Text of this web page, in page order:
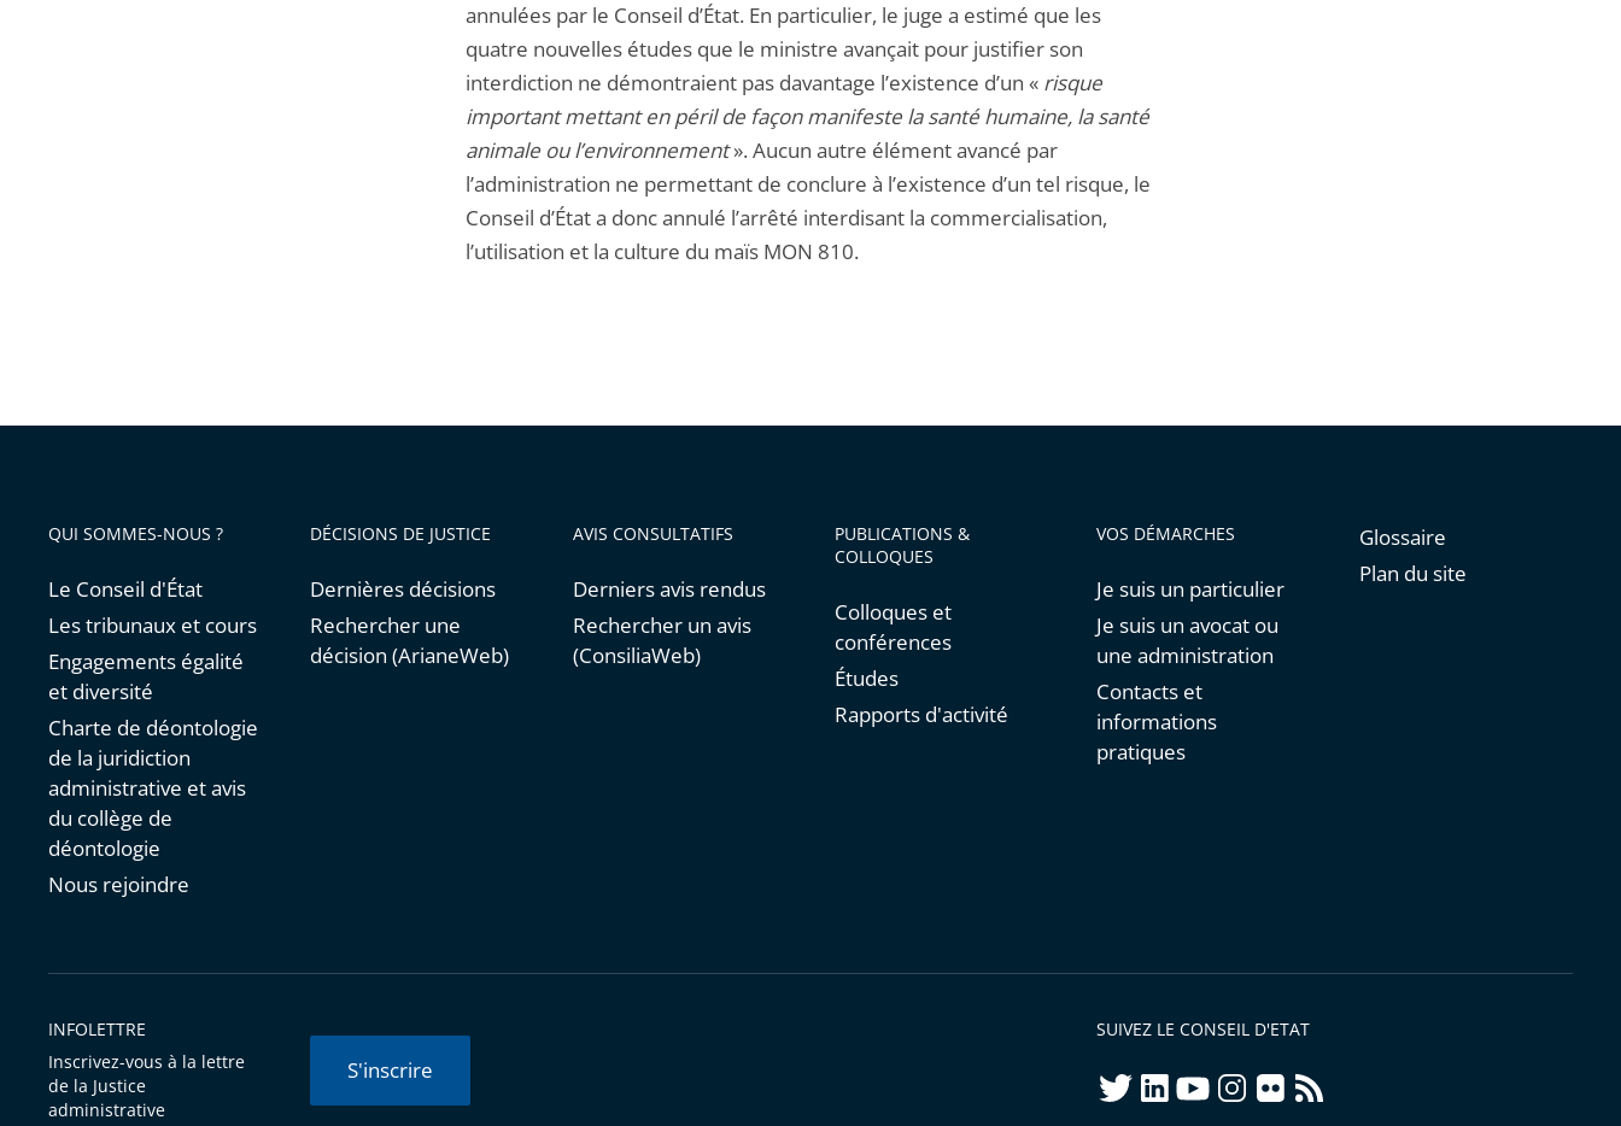
annulées par le Conseil d’État. En particulier, le juge a estimé que les
quatre nouvelles études que le ministre avançait pour justifier son
interdiction ne démontraient pas davantage l’existence d’un « risque
important mettant en péril de façon manifeste la santé humaine, la santé
animale ou l’environnement». Aucun autre élément avancé par
l’administration ne permettant de conclure à l’existence d’un tel risque, le
Conseil d’État a donc annulé l’arrêté interdisant la commercialisation,
l’utilisation et la culture du maïs MON 810.
QUI SOMMES-NOUS ?
Le Conseil d'État
Les tribunaux et cours
Engagements égalité
et diversité
Charte de déontologie
de la juridiction
administrative et avis
du collège de
déontologie
Nous rejoindre
DÉCISIONS DE JUSTICE
Dernières décisions
Rechercher une
décision (ArianeWeb)
AVIS CONSULTATIFS
Derniers avis rendus
Rechercher un avis
(ConsiliaWeb)
PUBLICATIONS &
COLLOQUES
Colloques et
conférences
Études
Rapports d'activité
VOS DÉMARCHES
Je suis un particulier
Je suis un avocat ou
une administration
Contacts et
informations
pratiques
Glossaire
Plan du site
INFOLETTRE
Inscrivez-vous à la lettre
de la Justice
administrative
S'inscrire
SUIVEZ LE CONSEIL D'ETAT
twitterlinkedInyoutubeinstagram
flickrrss